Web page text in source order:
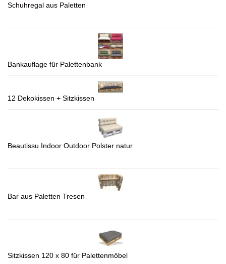
Schuhregal aus Paletten
Bankauflage für Palettenbank
12 Dekokissen + Sitzkissen
Beautissu Indoor Outdoor Polster natur
Bar aus Paletten Tresen
Sitzkissen 120 x 80 für Palettenmöbel